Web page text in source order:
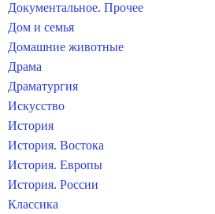
Документальное. Прочее
Дом и семья
Домашние животные
Драма
Драматургия
Искусство
История
История. Востока
История. Европы
История. России
Классика